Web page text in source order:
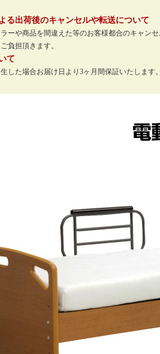
る出荷後のキャンセルや転送について
ーや商品を間違えた等のお客様都合のキャン
負担頂きます。
て
した場合お届け日より3ヶ月間保証いたしま